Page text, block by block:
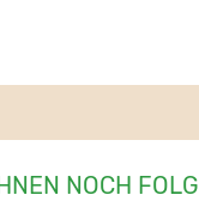
NOCH